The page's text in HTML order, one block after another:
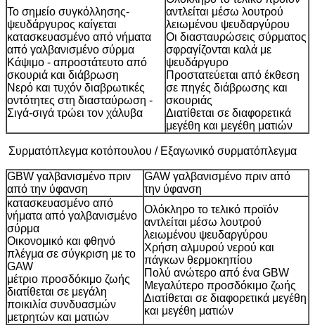
Το σημείο συγκόλλησης-
ψευδάργυρος καίγεται
κατασκευασμένο από νήματα
από γαλβανισμένο σύρμα
Κάψιμο - απροστάτευτο από
σκουριά και διάβρωση
Νερό και τυχόν διαβρωτικές
οντότητες στη διασταύρωση -
Σιγά-σιγά τρώει τον χάλυβα
αντλείται μέσω λουτρού
λειωμένου ψευδαργύρου
Οι διασταυρώσεις σύρματος
σφραγίζονται καλά με
ψευδάργυρο
Προστατεύεται από έκθεση
σε πηγές διάβρωσης και
σκουριάς
Διατίθεται σε διαφορετικά
μεγέθη και μεγέθη ματιών
Συρματόπλεγμα κοτόπουλου / Εξαγωνικό συρματόπλεγμα
GBW γαλβανισμένο πριν
από την ύφανση
GAW γαλβανισμένο πριν από
την ύφανση
κατασκευασμένο από
νήματα από γαλβανισμένο
σύρμα
Οικονομικό και φθηνό
πλέγμα σε σύγκριση με το
GAW
μέτριο προσδόκιμο ζωής
διατίθεται σε μεγάλη
ποικιλία συνδυασμών
μετρητών και ματιών
Ολόκληρο το τελικό προϊόν
αντλείται μέσω λουτρού
λειωμένου ψευδαργύρου
Χρήση αλμυρού νερού και
πάγκων θερμοκηπίου
Πολύ ανώτερο από ένα GBW
Μεγαλύτερο προσδόκιμο ζωής
Διατίθεται σε διαφορετικά μεγέθη
και μεγέθη ματιών